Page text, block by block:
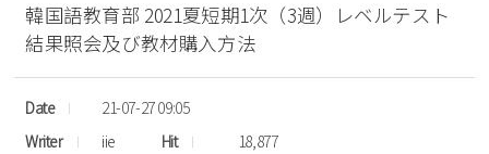
韓国語教育部 2021夏短期1次（3週）レベルテスト
結果照会及び教材購入方法
Date
21-07-27 09:05
Writer
iie Hit 18,877